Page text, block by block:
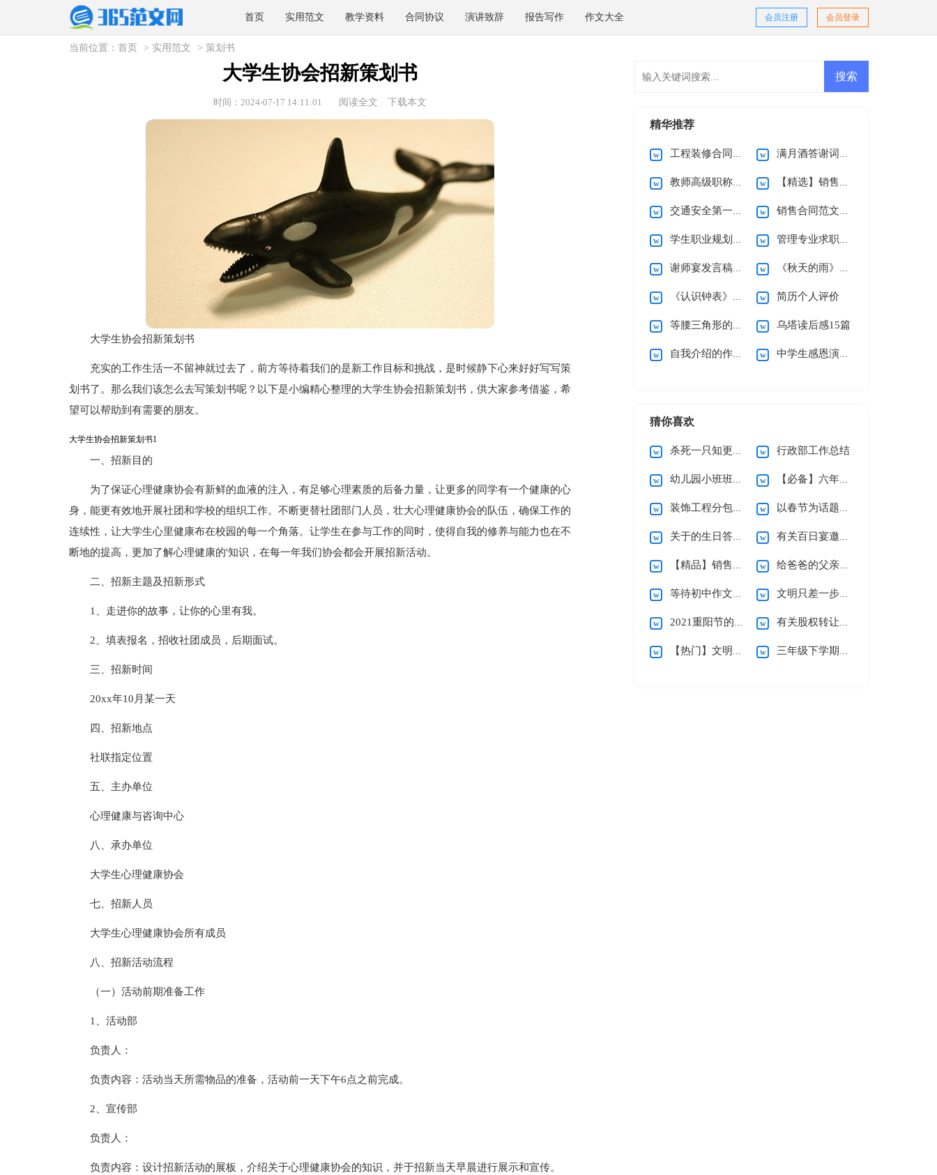
首页 实用范文 教学资料 合同协议 演讲致辞 报告写作 作文大全 会员登录
会员注册
当前位置： 首页 > 实用范文 > 策划书
大学生协会招新策划书
时间：2024-07-17 14:11:01 阅读全文 下载本文
大学生协会招新策划书
充实的工作生活一不留神就过去了，前方等待着我们的是新工作目标和挑战，是时候静下心来好好写写策
划书了。那么我们该怎么去写策划书呢？以下是小编精心整理的大学生协会招新策划书，供大家参考借鉴，希
望可以帮助到有需要的朋友。
大学生协会招新策划书1
一、招新目的
为了保证心理健康协会有新鲜的血液的注入，有足够心理素质的后备力量，让更多的同学有一个健康的心
身，能更有效地开展社团和学校的组织工作。不断更替社团部门人员，壮大心理健康协会的队伍，确保工作的
连续性，让大学生心里健康布在校园的每一个角落。让学生在参与工作的同时，使得自我的修养与能力也在不
断地的提高，更加了解心理健康的'知识，在每一年我们协会都会开展招新活动。
二、招新主题及招新形式
1、走进你的故事，让你的心里有我。
2、填表报名，招收社团成员，后期面试。
三、招新时间
20xx年10月某一天
四、招新地点
社联指定位置
五、主办单位
心理健康与咨询中心
八、承办单位
大学生心理健康协会
七、招新人员
大学生心理健康协会所有成员
八、招新活动流程
（一）活动前期准备工作
1、活动部
负责人：
负责内容：活动当天所需物品的准备，活动前一天下午6点之前完成。
2、宣传部
负责人：
负责内容：设计招新活动的展板，介绍关于心理健康协会的知识，并于招新当天早晨进行展示和宣传。
精华推荐
工程装修合同(15篇) 满月酒答谢词范文合集十篇
教师高级职称述职报告范文五篇 【精选】销售合同汇编9篇
交通安全第一课观后感 销售合同范文集锦9篇
学生职业规划4篇 管理专业求职信4篇
谢师宴发言稿15篇 《秋天的雨》教学反思
《认识钟表》一年级数学教学反思 简历个人评价
等腰三角形的性质说课稿 乌塔读后感15篇
自我介绍的作文(合集15篇) 中学生感恩演讲稿
猜你喜欢
杀死一只知更鸟读后感 行政部工作总结
幼儿园小班班级工作计划 【必备】六年级上册教学计划3篇
装饰工程分包合同 以春节为话题的作文
关于的生日答谢词范文合集9篇 有关百日宴邀请函三篇
【精品】销售合同范文集锦六篇 给爸爸的父亲节祝福语15篇
等待初中作文(15篇) 文明只差一步小学作文
2021重阳节的优秀致辞（精选6篇） 有关股权转让协议书4篇
【热门】文明礼仪演讲稿 三年级下学期数学教学反思